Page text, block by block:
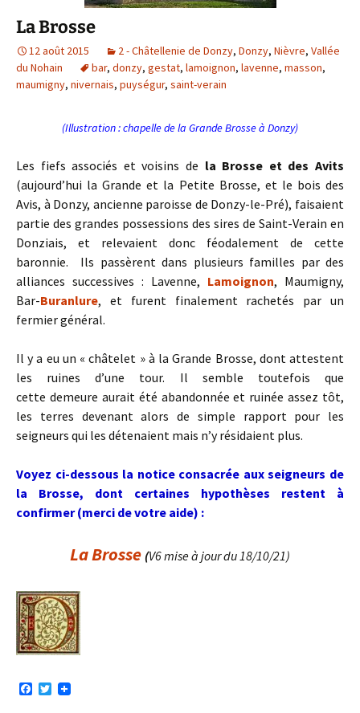
La Brosse
12 août 2015 2 - Châtellenie de Donzy, Donzy, Nièvre, Vallée
du Nohain
bar, donzy, gestat, lamoignon, lavenne, masson,
maumigny, nivernais, puységur, saint-verain
(Illustration : chapelle de la Grande Brosse à Donzy)
Les fiefs associés et voisins de la Brosse et des Avits
(aujourd’hui la Grande et la Petite Brosse, et le bois des
Avis, à Donzy, ancienne paroisse de Donzy-le-Pré), faisaient
partie des grandes possessions des sires de Saint-Verain en
Donziais, et relevaient donc féodalement de cette
baronnie. Ils passèrent dans plusieurs familles par des
alliances successives : Lavenne, Lamoignon, Maumigny,
Bar-Buranlure, et furent finalement rachetés par un
fermier général.
Il y a eu un « châtelet » à la Grande Brosse, dont attestent
les ruines d’une tour. Il semble toutefois que
cette demeure aurait été abandonnée et ruinée assez tôt,
les terres devenant alors de simple rapport pour les
seigneurs qui les détenaient mais n’y résidaient plus.
Voyez ci-dessous la notice consacrée aux seigneurs de
la Brosse, dont certaines hypothèses restent à
confirmer (merci de votre aide) :
La Brosse (V6 mise à jour du 18/10/21)
T